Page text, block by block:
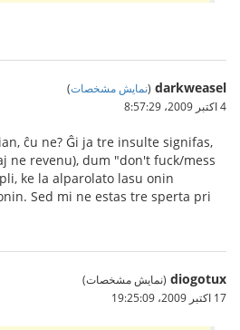
darkweasel
(نمایش مشخصات)
4 اکتبر 2009،‏ 8:57:29
ĉu ne? Ĝi ja tre insulte signifas,
ne revenu), dum "don't fuck/mess
ke la alparolato lasu onin
Sed mi ne estas tre sperta pri
diogotux (نمایش مشخصات)
17 اکتبر 2009،‏ 19:25:09